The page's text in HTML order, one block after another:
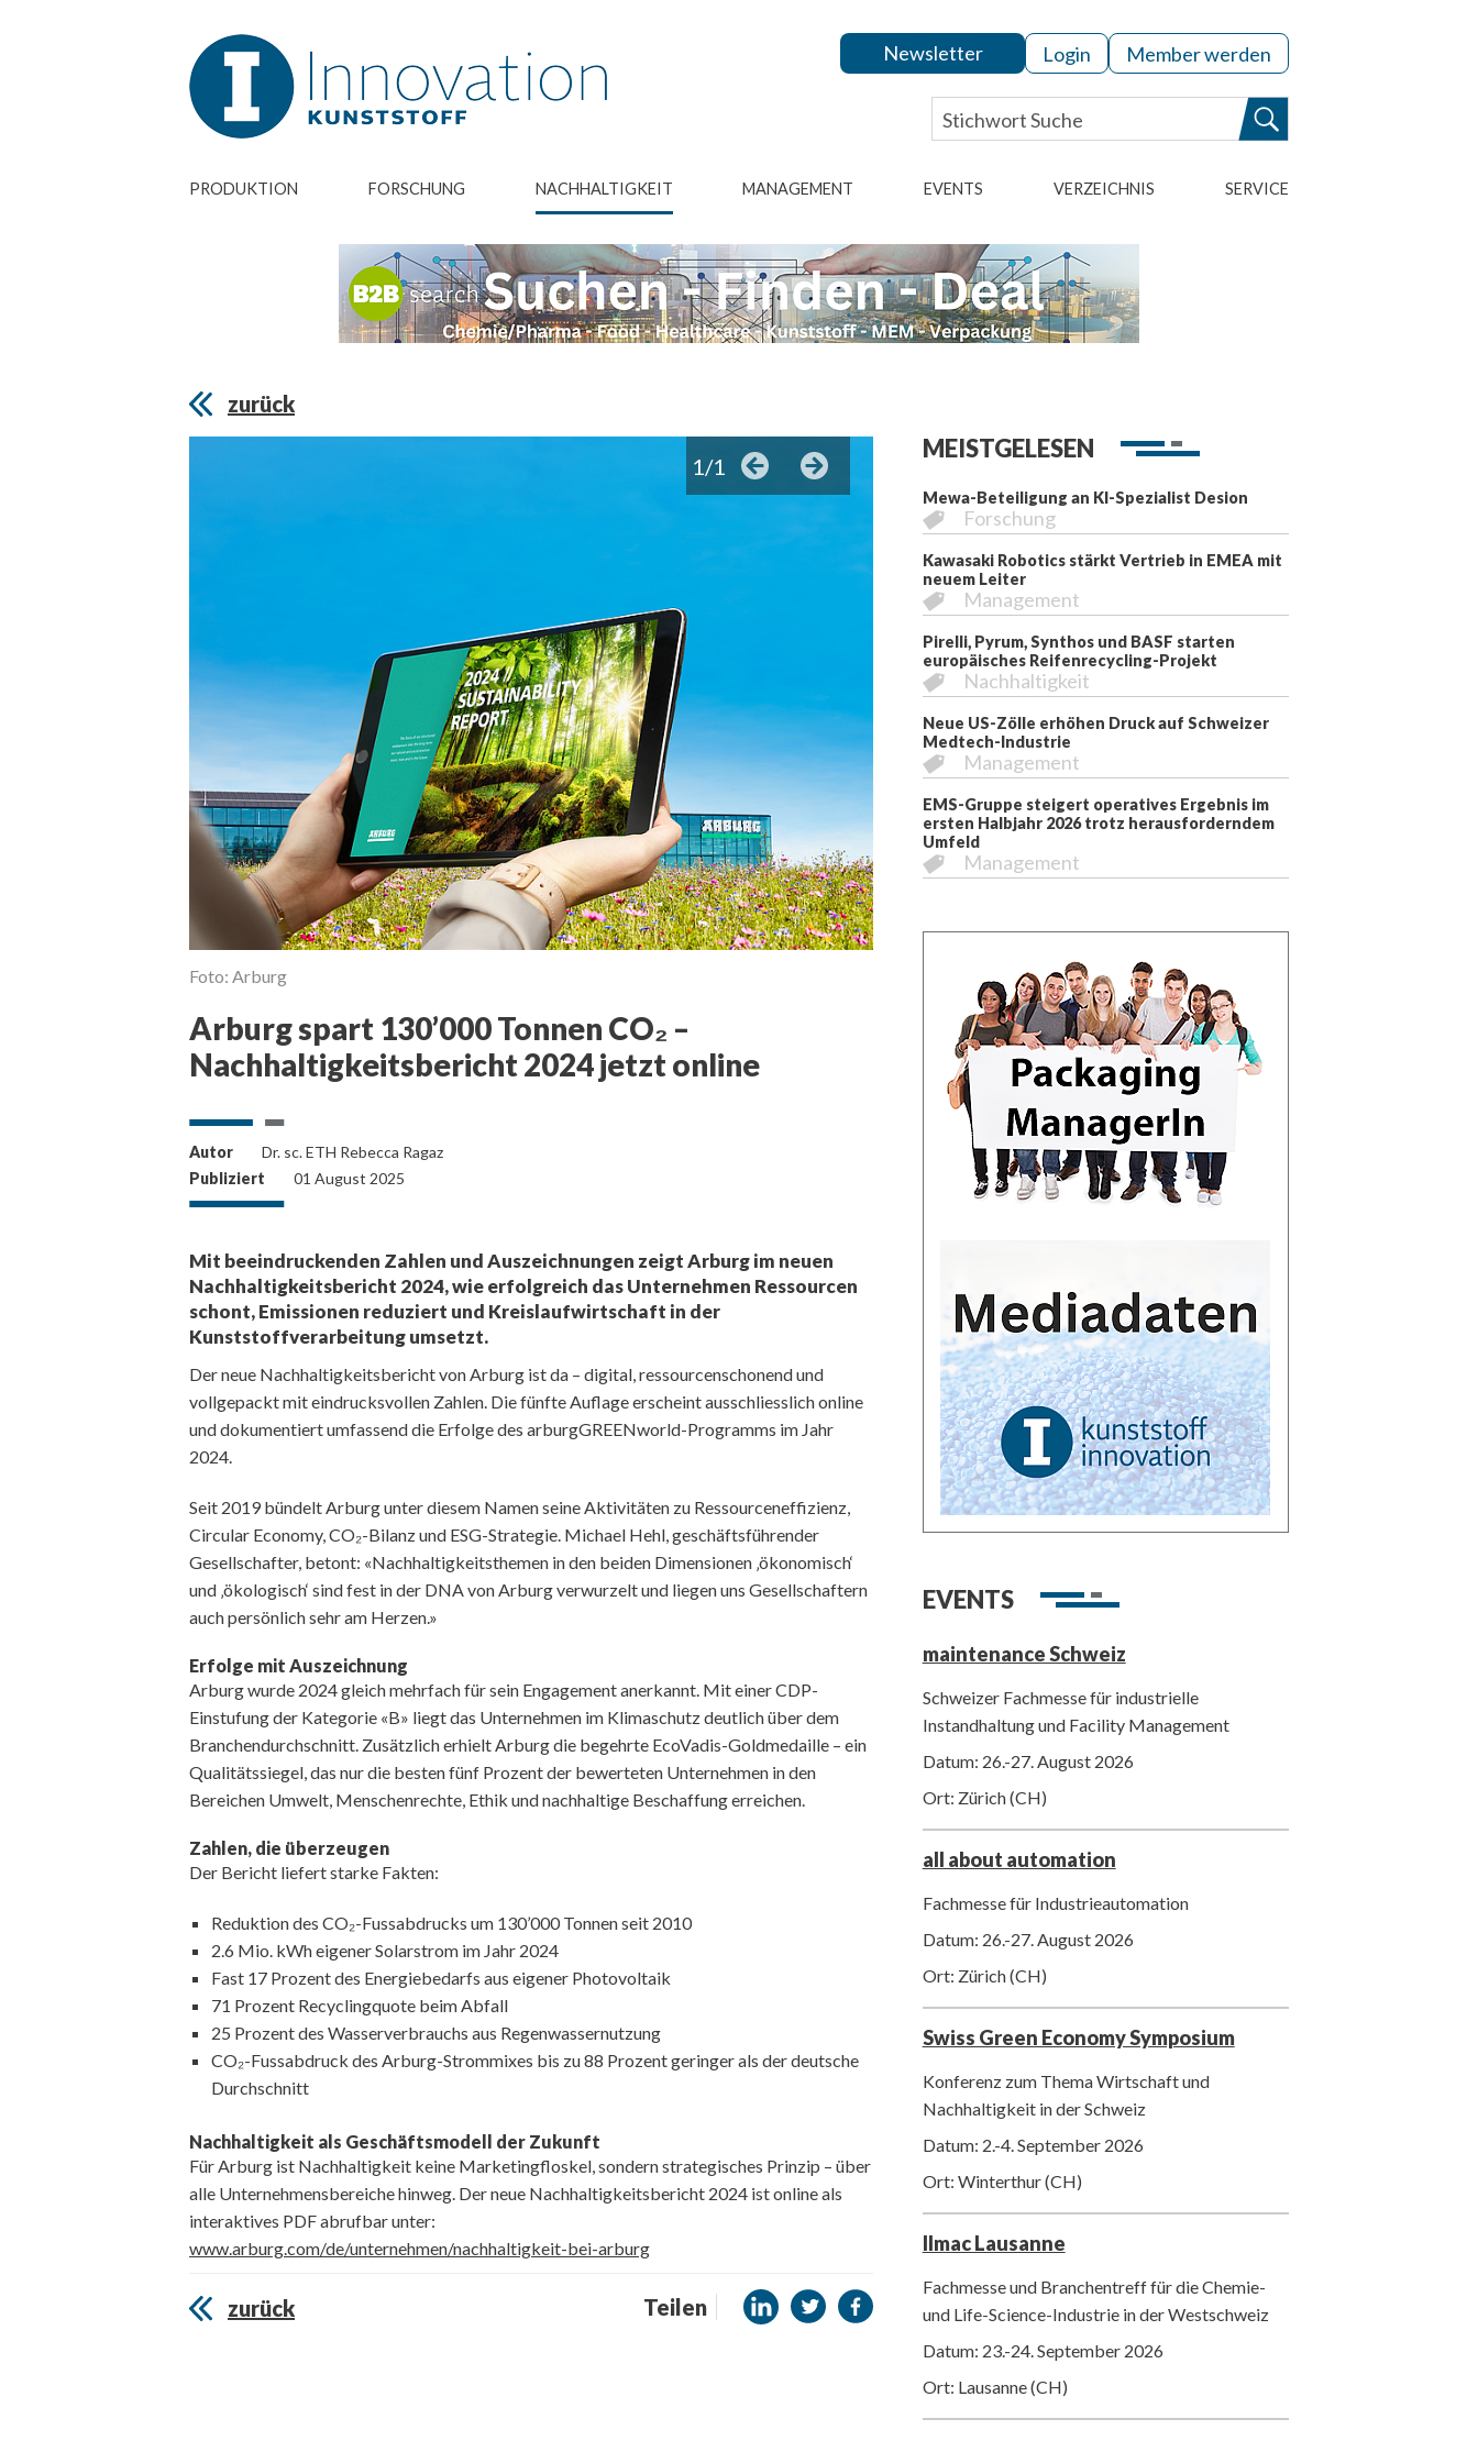
Newsletter Login Member werden
PRODUKTION FORSCHUNG NACHHALTIGKEIT MANAGEMENT EVENTS VERZEICHNIS SERVICE
zurück
Foto: Arburg
1/1
Arburg spart 130’000 Tonnen CO₂ –
Nachhaltigkeitsbericht 2024 jetzt online
Autor
Dr. sc. ETH Rebecca Ragaz
Publiziert
01 August 2025
Mit beeindruckenden Zahlen und Auszeichnungen zeigt Arburg im neuen
Nachhaltigkeitsbericht 2024, wie erfolgreich das Unternehmen Ressourcen
schont, Emissionen reduziert und Kreislaufwirtschaft in der
Kunststoffverarbeitung umsetzt.
Der neue Nachhaltigkeitsbericht von Arburg ist da – digital, ressourcenschonend und
vollgepackt mit eindrucksvollen Zahlen. Die fünfte Auflage erscheint ausschliesslich online
und dokumentiert umfassend die Erfolge des arburgGREENworld-Programms im Jahr
2024.
Seit 2019 bündelt Arburg unter diesem Namen seine Aktivitäten zu Ressourceneffizienz,
Circular Economy, CO₂-Bilanz und ESG-Strategie. Michael Hehl, geschäftsführender
Gesellschafter, betont: «Nachhaltigkeitsthemen in den beiden Dimensionen ‚ökonomisch‘
und ‚ökologisch‘ sind fest in der DNA von Arburg verwurzelt und liegen uns Gesellschaftern
auch persönlich sehr am Herzen.»
Erfolge mit Auszeichnung
Arburg wurde 2024 gleich mehrfach für sein Engagement anerkannt. Mit einer CDP-
Einstufung der Kategorie «B» liegt das Unternehmen im Klimaschutz deutlich über dem
Branchendurchschnitt. Zusätzlich erhielt Arburg die begehrte EcoVadis-Goldmedaille – ein
Qualitätssiegel, das nur die besten fünf Prozent der bewerteten Unternehmen in den
Bereichen Umwelt, Menschenrechte, Ethik und nachhaltige Beschaffung erreichen.
Zahlen, die überzeugen
Der Bericht liefert starke Fakten:
Reduktion des CO₂-Fussabdrucks um 130’000 Tonnen seit 2010
2.6 Mio. kWh eigener Solarstrom im Jahr 2024
Fast 17 Prozent des Energiebedarfs aus eigener Photovoltaik
71 Prozent Recyclingquote beim Abfall
25 Prozent des Wasserverbrauchs aus Regenwassernutzung
CO₂-Fussabdruck des Arburg-Strommixes bis zu 88 Prozent geringer als der deutsche
Durchschnitt
Nachhaltigkeit als Geschäftsmodell der Zukunft
Für Arburg ist Nachhaltigkeit keine Marketingfloskel, sondern strategisches Prinzip – über
alle Unternehmensbereiche hinweg. Der neue Nachhaltigkeitsbericht 2024 ist online als
interaktives PDF abrufbar unter:
www.arburg.com/de/unternehmen/nachhaltigkeit-bei-arburg
zurück Teilen
MEISTGELESEN
Mewa-Beteiligung an KI-Spezialist Desion
Forschung
Kawasaki Robotics stärkt Vertrieb in EMEA mit
neuem Leiter
Management
Pirelli, Pyrum, Synthos und BASF starten
europäisches Reifenrecycling-Projekt
Nachhaltigkeit
Neue US-Zölle erhöhen Druck auf Schweizer
Medtech-Industrie
Management
EMS-Gruppe steigert operatives Ergebnis im
ersten Halbjahr 2026 trotz herausforderndem
Umfeld
Management
EVENTS
maintenance Schweiz
Schweizer Fachmesse für industrielle
Instandhaltung und Facility Management
Datum: 26.-27. August 2026
Ort: Zürich (CH)
all about automation
Fachmesse für Industrieautomation
Datum: 26.-27. August 2026
Ort: Zürich (CH)
Swiss Green Economy Symposium
Konferenz zum Thema Wirtschaft und
Nachhaltigkeit in der Schweiz
Datum: 2.-4. September 2026
Ort: Winterthur (CH)
Ilmac Lausanne
Fachmesse und Branchentreff für die Chemie-
und Life-Science-Industrie in der Westschweiz
Datum: 23.-24. September 2026
Ort: Lausanne (CH)